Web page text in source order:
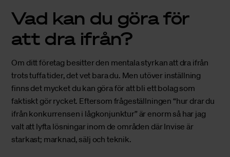
Vad kan du göra för
att dra ifrån?
Om ditt företag besitter den mentala styrkan att dra ifrån
trots tuffa tider, det vet bara du. Men utöver inställning
finns det mycket du kan göra för att bli ett bolag som
faktiskt gör rycket. Eftersom frågeställningen “hur drar du
ifrån konkurrensen i lågkonjunktur” är enorm så har jag
valt att lyfta lösningar inom de områden där Invise är
starkast; marknad, sälj och teknik.